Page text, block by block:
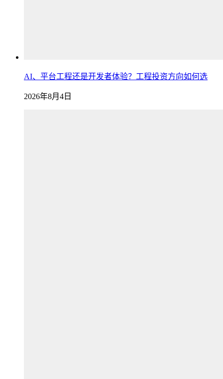
AI、平台工程还是开发者体验？工程投资方向如何选
2026年8月4日